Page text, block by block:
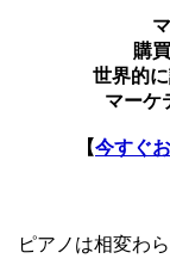
購
世界的
マーケ
【今すぐ
ピアノは相変わ